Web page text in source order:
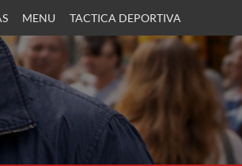
MENU TACTICA DEPORTIVA